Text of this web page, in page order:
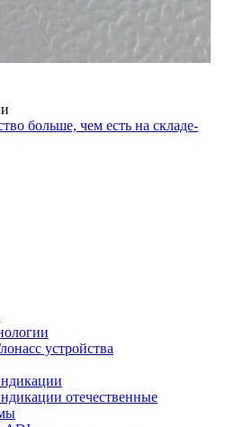
больше, чем есть на складе-
устройства
отечественные